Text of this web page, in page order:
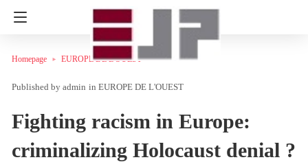
Homepage EUROPE DE L'OUEST
admin in EUROPE DE L'OUEST
Fighting racism in Europe:
criminalizing Holocaust denial ?